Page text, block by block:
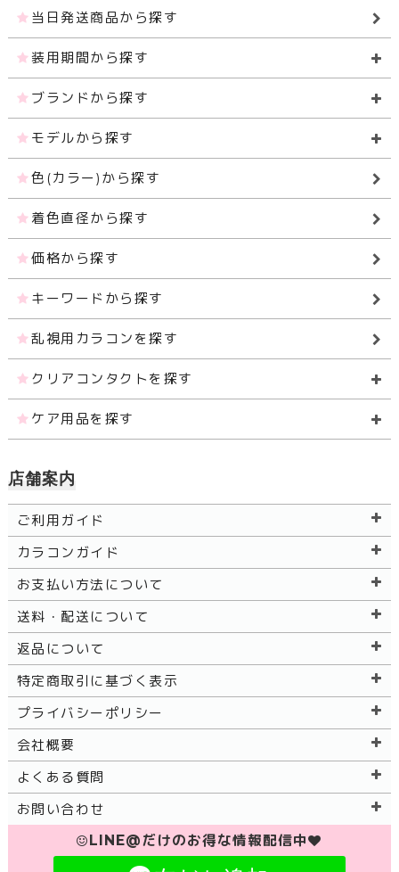
当日発送商品から探す
装用期間から探す
ブランドから探す
モデルから探す
色(カラー)から探す
着色直径から探す
価格から探す
キーワードから探す
乱視用カラコンを探す
クリアコンタクトを探す
ケア用品を探す
店舗案内
ご利用ガイド
カラコンガイド
お支払い方法について
送料・配送について
返品について
特定商取引に基づく表示
プライバシーポリシー
会社概要
よくある質問
お問い合わせ
LINE@だけのお得な情報配信中